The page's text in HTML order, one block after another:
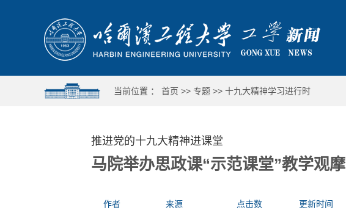
当前位置 ： 首页 >> 专题 >> 十九大精神学习进行时
推进党的十九大精神进课堂
马院举办思政课“示范课堂”教学观摩
作者
来源
点击数
更新时间